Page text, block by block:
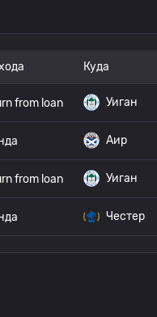
Куда
from loan Уиган
Аир
from loan Уиган
Честер